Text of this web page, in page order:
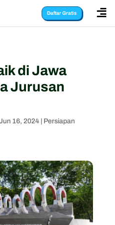
Daftar Gratis 
di Jawa
Jurusan
16, 2024| Persiapan